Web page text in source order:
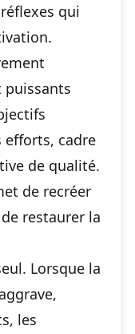
qui
puissants
efforts, cadre
de qualité.
de recréer
restaurer la
Lorsque la
les